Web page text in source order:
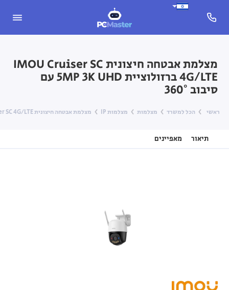
מצלמת אבטחה חיצונית IMOU Cruiser SC
4G/LTE ברזולוציית 5MP 3K UHD עם
סיבוב 360°
ראשי הכל למשרד מצלמות מצלמות IP מצלמת אבטחה חיצונית IMOU Cruiser SC 4G/LTE ברזולוציית 5MP 3K UHD עם סיבוב 360°
תיאור מאפיינים